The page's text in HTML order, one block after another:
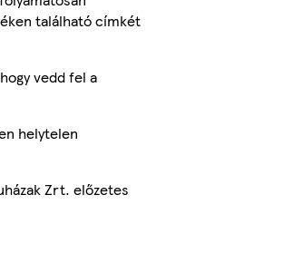
található címkét
vedd fel a
helytelen
Zrt. előzetes